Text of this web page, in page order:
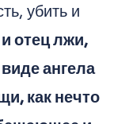
убить и
отец лжи,
ангела
как нечто